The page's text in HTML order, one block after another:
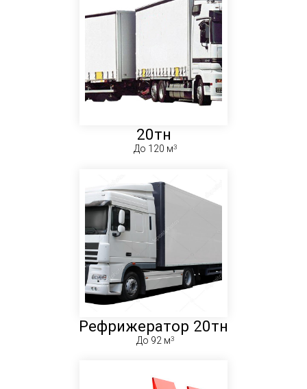
20тн
До 120 м
Рефрижератор 20тн
До 92 м